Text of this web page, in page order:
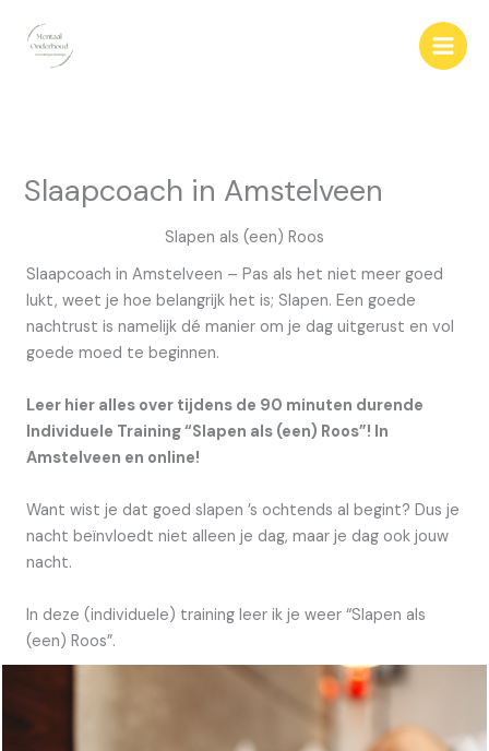
naar
Slaapcoach in Amstelveen
Slapen als (een) Roos
Slaapcoach in Amstelveen – Pas als het niet meer goed
lukt, weet je hoe belangrijk het is; Slapen. Een goede
nachtrust is namelijk dé manier om je dag uitgerust en vol
goede moed te beginnen.
Leer hier alles over tijdens de 90 minuten durende
Individuele Training “Slapen als (een) Roos”! In
Amstelveen en online!
Want wist je dat goed slapen ’s ochtends al begint? Dus je
nacht beïnvloedt niet alleen je dag, maar je dag ook jouw
nacht.
In deze (individuele) training leer ik je weer “Slapen als
(een) Roos”.